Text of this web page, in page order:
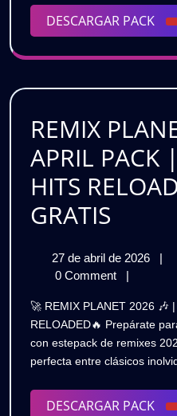
DESCARGAR PACK
REMIX
APRIL PACK
HITS
GRATIS
2026
🎶
|
APRIL
PACK
27 de abril de 2026
27
de
2026
|
0 Comment
|
🚀 REMIX PLANET 2026 🎶 | APRIL PACK |WORLD HITS
RELOADED🔥 Prepárate
con estepack de remixes
perfecta entre clásicos
DESCARGAR PACK